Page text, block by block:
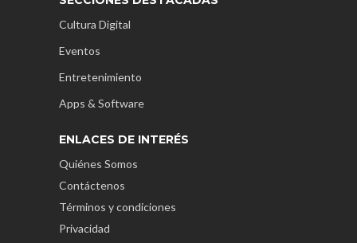
Cultura Digital
Eventos
Entretenimiento
Apps & Software
ENLACES DE INTERÉS
Quiénes Somos
Contáctenos
Términos y condiciones
Privacidad